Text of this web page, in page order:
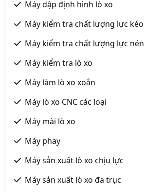
Máy dập định hình lò xo
Máy kiểm tra chất lượng lực kéo
Máy kiểm tra chất lượng lực nén
Máy kiểm tra lò xo
Máy làm lò xo xoắn
Máy lò xo CNC các loại
Máy mài lò xo
Máy phay
Máy sản xuất lò xo chịu lực
Máy sản xuất lò xo đa trục